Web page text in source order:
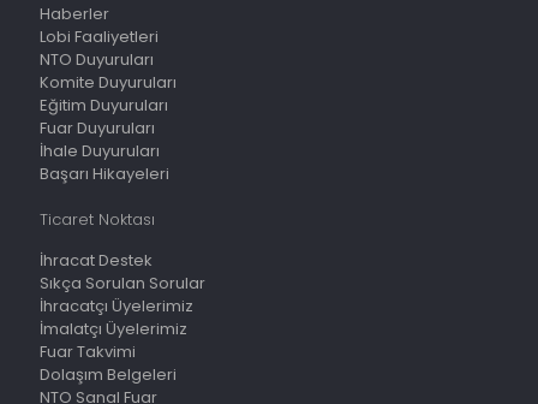
Haberler
Lobi Faaliyetleri
NTO Duyuruları
Komite Duyuruları
Eğitim Duyuruları
Fuar Duyuruları
İhale Duyuruları
Başarı Hikayeleri
Ticaret Noktası
İhracat Destek
Sıkça Sorulan Sorular
İhracatçı Üyelerimiz
İmalatçı Üyelerimiz
Fuar Takvimi
Dolaşım Belgeleri
NTO Sanal Fuar